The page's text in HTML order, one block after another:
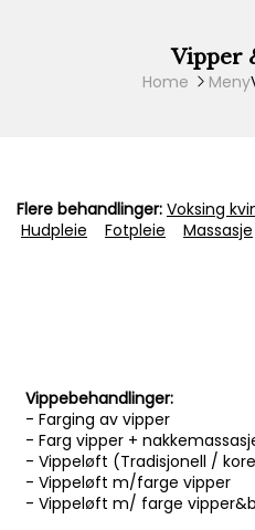
Vipper
Home Meny
Flere behandlinger: Voksing
Hudpleie
Fotpleie Massasje
Vippebehandlinger:
- Farging av vipper
- Farg vipper +
- Vippeløft (Tradisjonell /
- Vippeløft m/farge vipper
- Vippeløft m/ farge